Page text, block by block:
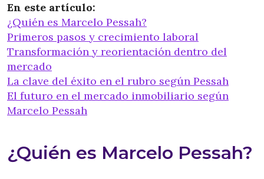
En este artículo:
¿Quién es Marcelo Pessah?
Primeros pasos y crecimiento laboral
Transformación y reorientación dentro del
mercado
La clave del éxito en el rubro según Pessah
El futuro en el mercado inmobiliario según
Marcelo Pessah
¿Quién es Marcelo Pessah?